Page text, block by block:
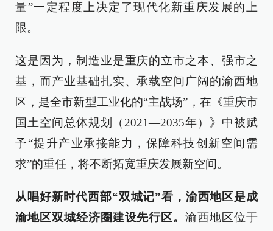
量”一定程度上决定了现代化新重庆发展的上
限。
这是因为，制造业是重庆的立市之本、强市之
基，而产业基础扎实、承载空间广阔的渝西地
区，是全市新型工业化的“主战场”，在《重庆市
国土空间总体规划（2021—2035年）》中被赋
予“提升产业承接能力，保障科技创新空间需
求”的重任，将不断拓宽重庆发展新空间。
从唱好新时代西部“双城记”看，渝西地区是成
渝地区双城经济圈建设先行区。渝西地区位于